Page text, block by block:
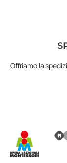
Offriamo la